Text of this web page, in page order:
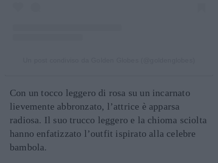
Con un tocco leggero di rosa su un incarnato
lievemente abbronzato, l’attrice è apparsa
radiosa. Il suo trucco leggero e la chioma sciolta
hanno enfatizzato l’outfit ispirato alla celebre
bambola.